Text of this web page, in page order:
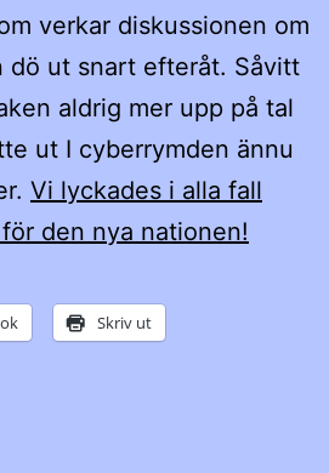
verkar diskussionen om
dö ut snart efteråt. Såvitt
aldrig mer upp på tal
ut I cyberrymden ännu
Vi lyckades i alla fall
den nya nationen!
Skriv ut